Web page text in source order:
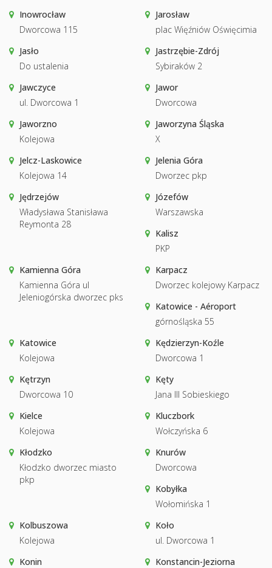
Inowrocław
Dworcowa 115
Jarosław
plac Więźniów Oświęcimia
Jasło
Do ustalenia
Jastrzębie-Zdrój
Sybiraków 2
Jawczyce
ul. Dworcowa 1
Jawor
Dworcowa
Jaworzno
Kolejowa
Jaworzyna Śląska
X
Jelcz-Laskowice
Kolejowa 14
Jelenia Góra
Dworzec pkp
Jędrzejów
Władysława Stanisława
Reymonta 28
Józefów
Warszawska
Kalisz
PKP
Kamienna Góra
Kamienna Góra ul
Jeleniogórska dworzec pks
Karpacz
Dworzec kolejowy Karpacz
Katowice - Aéroport
górnośląska 55
Katowice
Kolejowa
Kędzierzyn-Koźle
Dworcowa 1
Kętrzyn
Dworcowa 10
Kęty
Jana III Sobieskiego
Kielce
Kolejowa
Kluczbork
Wołczyńska 6
Kłodzko
Kłodzko dworzec miasto
pkp
Knurów
Dworcowa
Kobyłka
Wołomińska 1
Kolbuszowa
Kolejowa
Koło
ul. Dworcowa 1
Konin
Konstancin-Jeziorna